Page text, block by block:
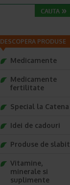
DESCOPERA PRODUSE
Medicamente
Medicamente
fertilitate
Special la Catena
Idei de cadouri
Produse de slabit
Vitamine,
minerale si
suplimente